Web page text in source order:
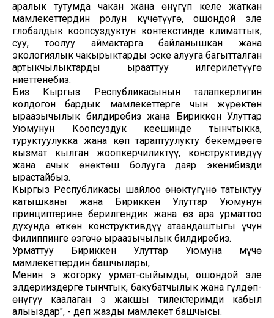
аралык тутумда чакан жана өнүгүп келе жаткан
мамлекеттердин ролун күчөтүүгө, ошондой эле
глобалдык коопсуздуктун контекстинде климаттык,
суу, тоолуу аймактарга байланышкан жана
экологиялык чакырыктарды эске алууга багытталган
артыкчылыктарды ырааттуу илгерилетүүгө
ниеттенебиз.
Биз Кыргыз Республикасынын талапкерлигин
колдогон бардык мамлекеттерге чын жүрөктөн
ыраазычылык билдиребиз жана Бириккен Улуттар
Уюмунун Коопсуздук кеңешинде тынчтыкка,
туруктуулукка жана көп тараптуулукту бекемдөөгө
кызмат кылган жоопкерчиликтүү, конструктивдүү
жана ачык өнөктөш болууга даяр экенибизди
ырастайбыз.
Кыргыз Республикасы шайлоо өнөктүгүнө татыктуу
катышканы жана Бириккен Улуттар Уюмунун
принциптерине берилгендик жана өз ара урматтоо
духунда өткөн конструктивдүү атаандаштыгы үчүн
Филиппинге өзгөчө ыраазычылык билдиребиз.
Урматтуу Бириккен Улуттар Уюмуна мүчө
мамлекеттердин башчылары,
Менин эң жогорку урмат-сыйымды, ошондой эле
элдериңиздерге тынчтык, бакубатчылык жана гүлдөп-
өнүгүү каалаган эң жакшы тилектеримди кабыл
алыңыздар", - деп жазды мамлекет башчысы.